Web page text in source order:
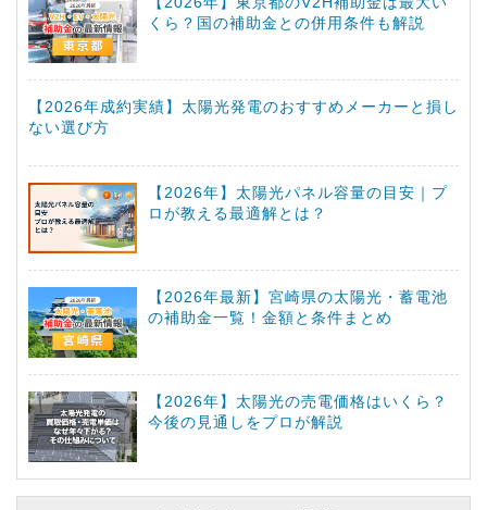
くら？国の補助金との併用条件も解説
【2026年成約実績】太陽光発電のおすすめメーカーと損し
ない選び方
【2026年】太陽光パネル容量の目安｜プ
ロが教える最適解とは？
【2026年最新】宮崎県の太陽光・蓄電池
の補助金一覧！金額と条件まとめ
【2026年】太陽光の売電価格はいくら？
今後の見通しをプロが解説